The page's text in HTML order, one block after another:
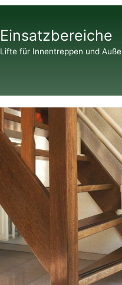
Einsatzbereiche
Lifte für Innentreppen und